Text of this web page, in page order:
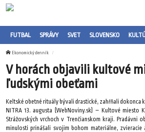
FUTBAL SPRÁVY SVET SLOVENSKO
Ekonomický denník
V horách objavili kultové
ľudskými obeťami
Keltské obetné rituály bývali drastické, zahŕňali dokonca
NITRA 13. augusta (WebNoviny.sk) – Kultové miesto
Strážovských vrchoch v Trenčianskom kraji. Pradávni
minulosti prinášali svojim bohom materiálne,